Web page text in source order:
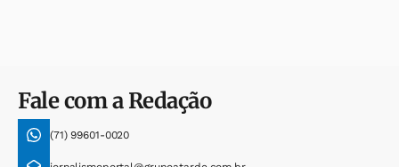
Fale com a Redação
(71) 99601-0020